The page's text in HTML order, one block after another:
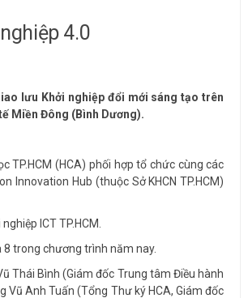
4.0
lưu Khởi nghiệp đổi mới sáng tạo trên
Miền Đông (Bình Dương).
TP.HCM (HCA) phối hợp tổ chức cùng các
Innovation Hub (thuộc Sở KHCN TP.HCM)
ICT TP.HCM.
8 trong chương trình năm nay.
Thái Bình (Giám đốc Trung tâm Điều hành
Vũ Anh Tuấn (Tổng Thư ký HCA, Giám đốc